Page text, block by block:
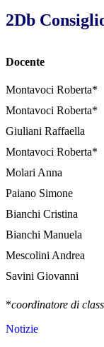
2Db
Docente
Montavoci Roberta*
Montavoci Roberta*
Giuliani Raffaella
Montavoci Roberta*
Molari Anna
Paiano Simone
Bianchi Cristina
Bianchi Manuela
Mescolini Andrea
Savini Giovanni
*coordinatore di
Notizie